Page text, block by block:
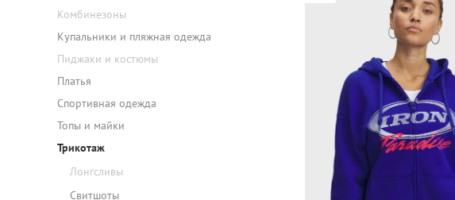
Комбинезоны
Купальники и пляжная одежда
Пиджаки и костюмы
Платья
Спортивная одежда
Топы и майки
Трикотаж
Лонгсливы
Свитшоты